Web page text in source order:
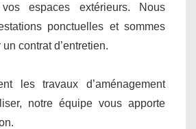
espaces extérieurs. Nous
ponctuelles et sommes
contrat d’entretien.
les travaux d’aménagement
notre équipe vous apporte